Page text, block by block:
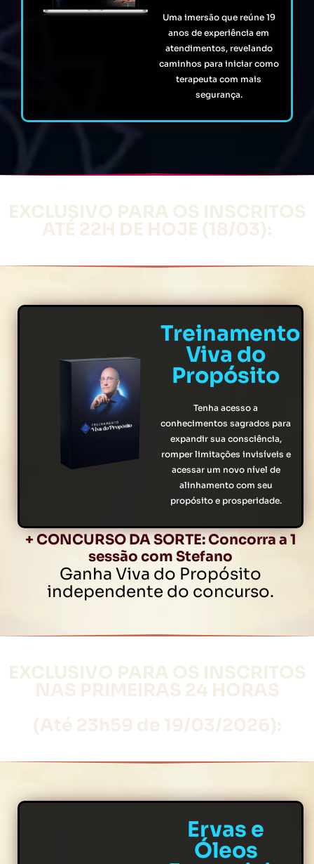
Uma imersão que reúne 19
anos de experiência em
atendimentos, revelando
caminhos para iniciar como
terapeuta com mais
segurança.
EXCLUSIVO PARA OS INSCRITOS
ATÉ 22H DE HOJE (18/03):
Treinamento
Viva do
Propósito
Tenha acesso a
conhecimentos sagrados para
expandir sua consciência,
romper limitações invisíveis e
acessar um novo nível de
alinhamento com seu
propósito e prosperidade.
+ CONCURSO DA SORTE: Concorra a 1
sessão com Stefano
Ganha Viva do Propósito
independente do concurso.
EXCLUSIVO PARA OS INSCRITOS
NAS PRIMEIRAS 24 HORAS
(Até 23h59 de 19/03/2026):
Ervas e
Óleos